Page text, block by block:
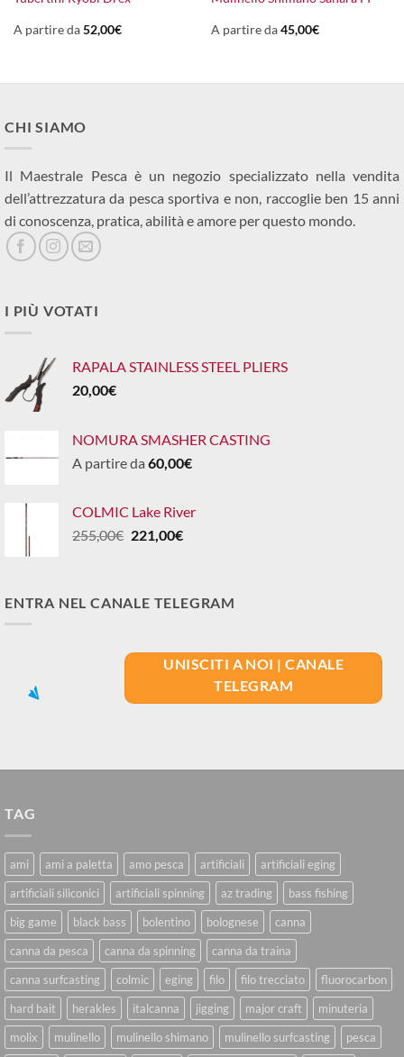
A partire da52,00€ A partire da45,00€
CHI SIAMO
Il Maestrale Pesca è un negozio specializzato nella vendita
dell’attrezzatura da pesca sportiva e non, raccoglie ben 15 anni
di conoscenza, pratica, abilità e amore per questo mondo.
I PIÙ VOTATI
RAPALA STAINLESS STEEL PLIERS
20,00€
NOMURA SMASHER CASTING
A partire da 60,00€
COLMIC Lake River
255,00€ Il
255,00€.
221,00€Il
221,00€.
ENTRA NEL CANALE TELEGRAM
UNISCITI A NOI | CANALE
TELEGRAM
TAG
ami ami a paletta amo pesca artificiali
artificiali eging
artificiali siliconici
artificiali spinning az trading
bass fishing
big game
black bass bolentino bolognese
canna
canna da pesca
canna da spinning
canna da traina
canna surfcasting
colmic eging filo filo trecciato
fluorocarbon
hard bait
herakles italcanna jigging major craft
minuteria
molix
mulinello mulinello shimano mulinello surfcasting
pesca